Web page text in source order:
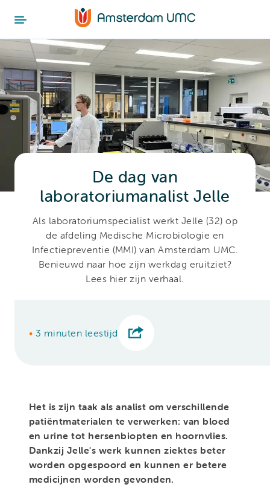
De dag van
laboratoriumanalist Jelle
Als laboratoriumspecialist werkt Jelle (32) op
de afdeling Medische Microbiologie en
Infectiepreventie (MMI) van Amsterdam UMC.
Benieuwd naar hoe zijn werkdag eruitziet?
Lees hier zijn verhaal.
• 3 minuten leestijd
Het is zijn taak als analist om verschillende
patiëntmaterialen te verwerken: van bloed
en urine tot hersenbiopten en hoornvlies.
Dankzij Jelle's werk kunnen ziektes beter
worden opgespoord en kunnen er betere
medicijnen worden gevonden.